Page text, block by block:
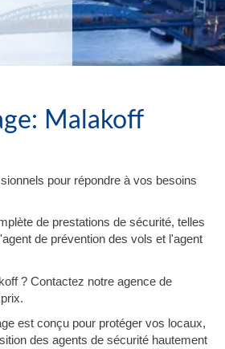
Malakoff
pour répondre à vos besoins
de prestations de sécurité, telles
de prévention des vols et l'agent
? Contactez notre agence de
est conçu pour protéger vos locaux,
des agents de sécurité hautement